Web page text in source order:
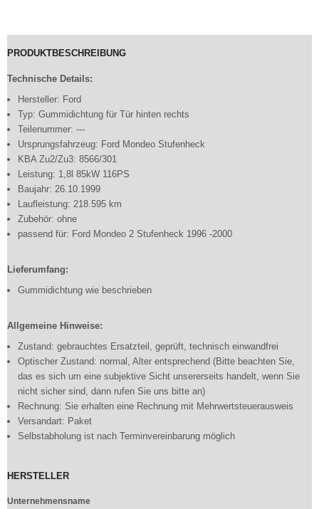
PRODUKTBESCHREIBUNG
Technische Details:
Hersteller: Ford
Typ: Gummidichtung für Tür hinten rechts
Teilenummer: ---
Ursprungsfahrzeug: Ford Mondeo Stufenheck
KBA Zu2/Zu3: 8566/301
Leistung: 1,8l 85kW 116PS
Baujahr: 26.10.1999
Laufleistung: 218.595 km
Zubehör: ohne
passend für: Ford Mondeo 2 Stufenheck 1996 -2000
Lieferumfang:
Gummidichtung wie beschrieben
Allgemeine Hinweise:
Zustand: gebrauchtes Ersatzteil, geprüft, technisch einwandfrei
Optischer Zustand: normal, Alter entsprechend (Bitte beachten Sie,
das es sich um eine subjektive Sicht unsererseits handelt, wenn Sie
nicht sicher sind, dann rufen Sie uns bitte an)
Rechnung: Sie erhalten eine Rechnung mit Mehrwertsteuerausweis
Versandart: Paket
Selbstabholung ist nach Terminvereinbarung möglich
HERSTELLER
Unternehmensname